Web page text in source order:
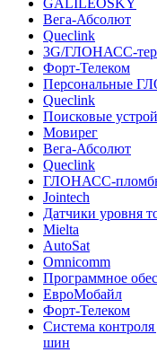
GALILEOSKY
Вега-Абсолют
Queclink
3G/ГЛОНАСС-
Форт-Телеком
Персональные
Queclink
Поисковые
Мовирег
Вега-Абсолют
Queclink
ГЛОНАСС-
Jointech
Датчики уровня
Mielta
AutoSat
Omnicomm
Программное
ЕвроМобайл
Форт-Телеком
Система
шин